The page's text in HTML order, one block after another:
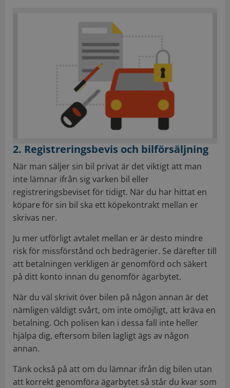
2. Registreringsbevis och bilförsäljning
När man säljer sin bil privat är det viktigt att man
inte lämnar ifrån sig varken bil eller
registreringsbeviset för tidigt. När du har hittat en
köpare för sin bil ska ett köpekontrakt mellan er
skrivas ner.
Ju mer utförligt avtalet mellan er är desto mindre
risk för missförstånd och bedrägerier. Se därefter till
att betalningen verkligen är genomförd och säkert
på ditt konto innan du genomför ägarbytet.
När du väl skrivit över bilen på någon annan är det
nämligen väldigt svårt, om inte omöjligt, att kräva en
betalning. Och polisen kan i dessa fall inte heller
hjälpa dig, eftersom bilen lagligt ägs av någon
annan.
Tänk också på att om du lämnar ifrån dig bilen utan
att korrekt genomföra ägarbytet så står du kvar som